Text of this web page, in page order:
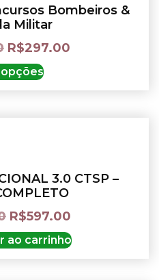
Bombeiros &
Militar
R$297.00
3.0 CTSP –
R$597.00
ao carrinho